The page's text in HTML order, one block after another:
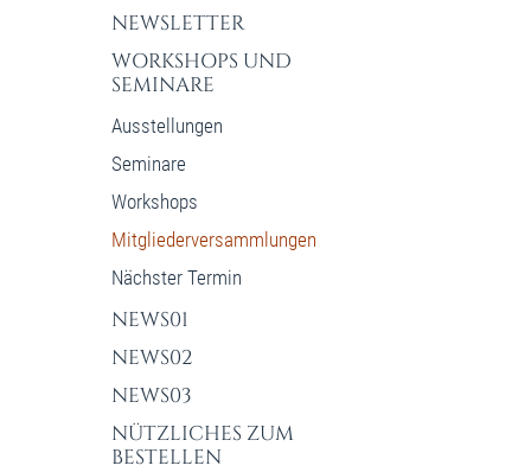
NEWSLETTER
WORKSHOPS UND
SEMINARE
Ausstellungen
Seminare
Workshops
Mitgliederversammlungen
Nächster Termin
NEWS01
NEWS02
NEWS03
NÜTZLICHES ZUM
BESTELLEN